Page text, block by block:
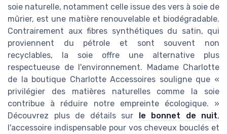
soie naturelle, notamment celle issue des vers à soie de
mûrier, est une matière renouvelable et biodégradable.
Contrairement aux fibres synthétiques du satin, qui
proviennent du pétrole et sont souvent non
recyclables, la soie offre une alternative plus
respectueuse de l'environnement. Madame Charlotte
de la boutique Charlotte Accessoires souligne que «
privilégier des matières naturelles comme la soie
contribue à réduire notre empreinte écologique. »
Découvrez plus de détails sur le bonnet de nuit,
l'accessoire indispensable pour vos cheveux bouclés et